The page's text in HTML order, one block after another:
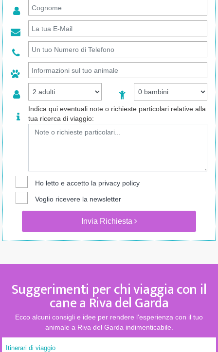
Indica qui eventuali note o richieste particolari relative alla
tua ricerca di viaggio:
Ho letto e accetto la privacy policy
Voglio ricevere la newsletter
Invia Richiesta
Suggerimenti per chi viaggia con il
cane a Riva del Garda
Ecco alcuni consigli e idee per rendere l'esperienza con il tuo
animale a Riva del Garda indimenticabile.
Itinerari di viaggio